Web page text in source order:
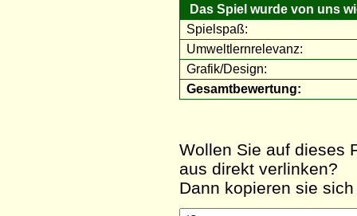
Das Spiel wurde von uns
Spielspaß:
Umweltlernrelevanz:
Grafik/Design:
Gesamtbewertung:
Wollen Sie auf dieses
aus direkt verlinken?
Dann kopieren sie